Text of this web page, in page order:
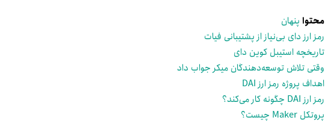
محتوا پنهان
رمز ارز دای بی‌نیاز از پشتیبانی فیات
تاریخچه استیبل کوین دای
وقتی تلاش توسعه‌دهندگان میکر جواب داد
اهداف پروژه رمز ارز DAI
رمز ارز DAI چگونه کار می‌کند؟
پروتکل Maker چیست؟